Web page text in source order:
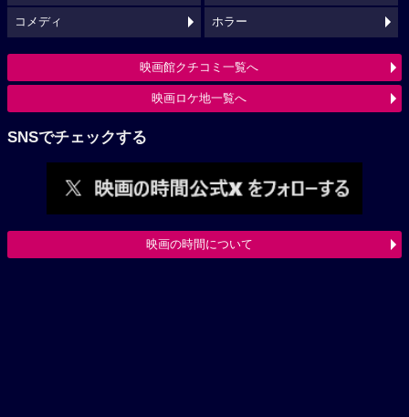
コメディ ホラー
映画館クチコミ一覧へ
映画ロケ地一覧へ
SNSでチェックする
映画の時間について